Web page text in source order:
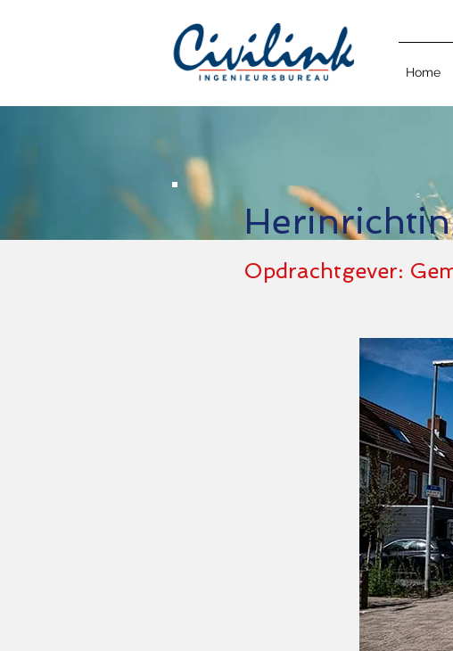
Home
Opdrachtgever: